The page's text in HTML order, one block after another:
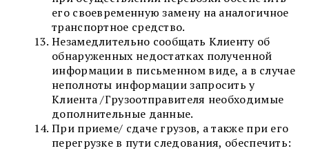
его своевременную замену на аналогичное
транспортное средство.
Незамедлительно сообщать Клиенту об
обнаруженных недостатках полученной
информации в письменном виде, а в случае
неполноты информации запросить у
Клиента /Грузоотправителя необходимые
дополнительные данные.
При приеме/ сдаче грузов, а также при его
перегрузке в пути следования, обеспечить: